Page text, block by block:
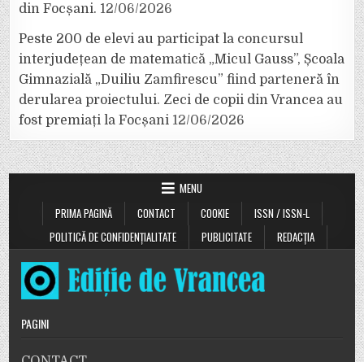
din Focșani. 12/06/2026
Peste 200 de elevi au participat la concursul
interjudețean de matematică „Micul Gauss”, Școala
Gimnazială „Duiliu Zamfirescu” fiind parteneră în
derularea proiectului. Zeci de copii din Vrancea au
fost premiați la Focșani 12/06/2026
MENU
PRIMA PAGINĂ
CONTACT COOKIE
ISSN / ISSN-L
POLITICĂ DE CONFIDENȚIALITATE
PUBLICITATE REDACȚIA
PAGINI